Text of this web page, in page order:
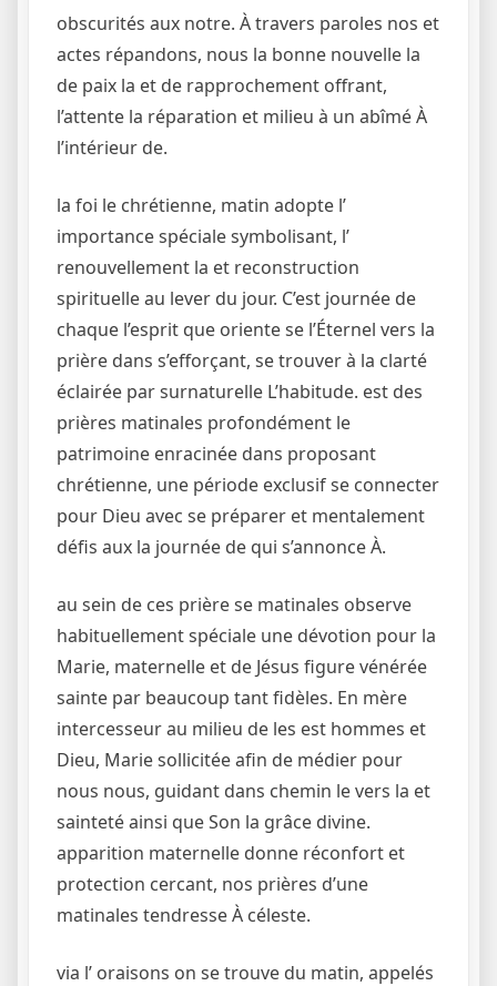
obscurités aux notre. À travers paroles nos et
actes répandons, nous la bonne nouvelle la
de paix la et de rapprochement offrant,
l’attente la réparation et milieu à un abîmé À
l’intérieur de.
la foi le chrétienne, matin adopte l’
importance spéciale symbolisant, l’
renouvellement la et reconstruction
spirituelle au lever du jour. C’est journée de
chaque l’esprit que oriente se l’Éternel vers la
prière dans s’efforçant, se trouver à la clarté
éclairée par surnaturelle L’habitude. est des
prières matinales profondément le
patrimoine enracinée dans proposant
chrétienne, une période exclusif se connecter
pour Dieu avec se préparer et mentalement
défis aux la journée de qui s’annonce À.
au sein de ces prière se matinales observe
habituellement spéciale une dévotion pour la
Marie, maternelle et de Jésus figure vénérée
sainte par beaucoup tant fidèles. En mère
intercesseur au milieu de les est hommes et
Dieu, Marie sollicitée afin de médier pour
nous nous, guidant dans chemin le vers la et
sainteté ainsi que Son la grâce divine.
apparition maternelle donne réconfort et
protection cercant, nos prières d’une
matinales tendresse À céleste.
via l’ oraisons on se trouve du matin, appelés